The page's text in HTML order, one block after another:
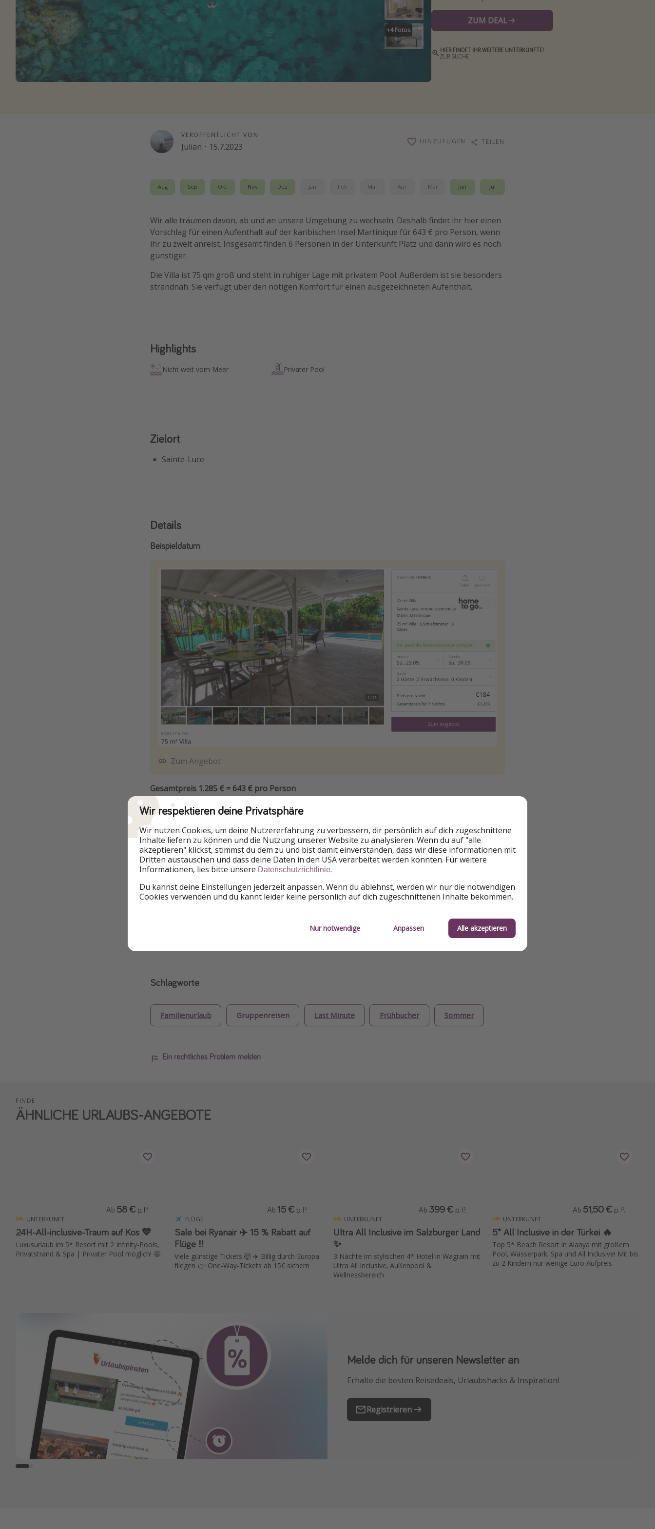
+4 Fotos
ZUM DEAL
HIER FINDET IHR WEITERE UNTERKÜNFTE!
ZUR SUCHE
VERÖFFENTLICHT VON
Julian · 15.7.2023
HINZUFÜGEN TEILEN
Aug Sep Okt Nov Dez Jan Feb Mär Apr Mai Jun Jul
Wir alle träumen davon, ab und an unsere Umgebung zu wechseln. Deshalb findet ihr hier einen
Vorschlag für einen Aufenthalt auf der karibischen Insel Martinique für 643 € pro Person, wenn
ihr zu zweit anreist. Insgesamt finden 6 Personen in der Unterkunft Platz und dann wird es noch
günstiger.
Die Villa ist 75 qm groß und steht in ruhiger Lage mit privatem Pool. Außerdem ist sie besonders
strandnah. Sie verfügt über den nötigen Komfort für einen ausgezeichneten Aufenthalt.
Highlights
Nicht weit vom Meer Privater Pool
Zielort
Sainte-Luce
Details
Beispieldatum
Zum Angebot
Gesamtpreis 1.285 € = 643 € pro Person
ZUM DEAL
Flüge nach Martinique
Schlagworte
Familienurlaub Gruppenreisen Last Minute Frühbucher Sommer
Ein rechtliches Problem melden
FINDE
ÄHNLICHE URLAUBS-ANGEBOTE
UNTERKUNFT
24H-All-inclusive-Traum auf Kos 💙
Luxusurlaub im 5* Resort mit 2 Infinity-Pools,
Privatstrand & Spa | Privater Pool möglich! 🤩
Ab 58 € p. P.
FLÜGE
Sale bei Ryanair ✈️ 15 % Rabatt auf
Flüge ‼️
Viele günstige Tickets 🤯 ✈️ Billig durch Europa
fliegen 👉 One-Way-Tickets ab 15€ sichern
Ab 15 € p. P.
UNTERKUNFT
Ultra All Inclusive im Salzburger Land
✨
3 Nächte im stylischen 4* Hotel in Wagrain mit
Ultra All Inclusive, Außenpool &
Wellnessbereich
Ab 399 € p. P.
UNTERKUNFT
5* All Inclusive in der Türkei 🔥
Top 5* Beach Resort in Alanya mit großem
Pool, Wasserpark, Spa und All Inclusive! Mit bis
zu 2 Kindern nur wenige Euro Aufpreis
Ab 51,50 € p. P.
Melde dich für unseren Newsletter an
Erhalte die besten Reisedeals, Urlaubshacks & Inspiration!
Registrieren
Downloade unsere App
Buche die besten Reiseschnäppchen als Erstes.
Wir respektieren deine Privatsphäre
Wir nutzen Cookies, um deine Nutzererfahrung zu verbessern, dir persönlich auf dich zugeschnittene
Inhalte liefern zu können und die Nutzung unserer Website zu analysieren. Wenn du auf "alle
akzeptieren" klickst, stimmst du dem zu und bist damit einverstanden, dass wir diese informationen mit
Dritten austauschen und dass deine Daten in den USA verarbeitet werden könnten. Für weitere
Informationen, lies bitte unsere Datenschutzrichtlinie.
Du kannst deine Einstellungen jederzeit anpassen. Wenn du ablehnst, werden wir nur die notwendigen
Cookies verwenden und du kannt leider keine persönlich auf dich zugeschnittenen Inhalte bekommen.
Nur notwendige Anpassen Alle akzeptieren